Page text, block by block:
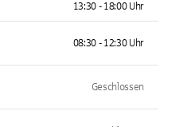
13:30 - 18:00 Uhr
08:30 - 12:30 Uhr
Geschlossen